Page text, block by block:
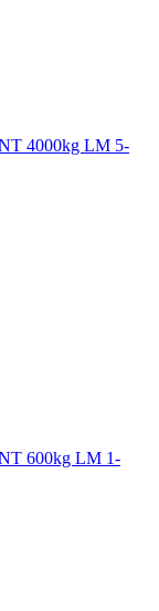
4000kg LM 5-
600kg LM 1-